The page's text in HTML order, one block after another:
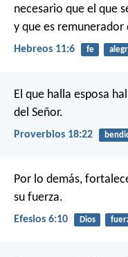
necesario que el que
y que es remunerador
Hebreos 11:6 fe
El que halla esposa
del Señor.
Proverbios 18:22
Por lo demás,
su fuerza.
Efesios 6:10 Dios